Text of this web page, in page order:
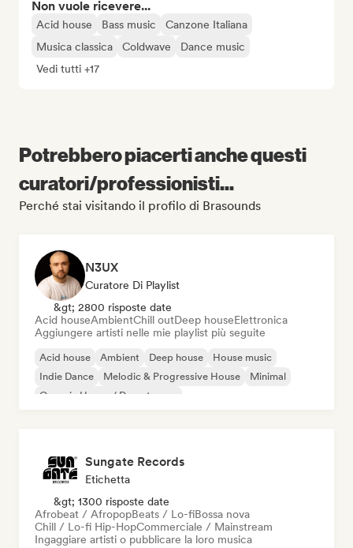
Non vuole ricevere...
Acid house Bass music
Canzone Italiana
Musica classica
Coldwave
Dance music
Vedi tutti +17
Potrebbero piacerti anche questi
curatori/professionisti...
Perché stai visitando il profilo di Brasounds
N3UX
Curatore Di Playlist
&gt; 2800 risposte date
Acid houseAmbientChill outDeep houseElettronica
Aggiungere artisti nelle mie playlist più seguite
Acid house Ambient Deep house
House music
Indie Dance
Melodic & Progressive House
Minimal
Organic House / Downtempo
Sungate Records
Etichetta
&gt; 1300 risposte date
Afrobeat / AfropopBeats / Lo-fiBossa nova
Chill / Lo-fi Hip-HopCommerciale / Mainstream
Ingaggiare artisti o pubblicare la loro musica